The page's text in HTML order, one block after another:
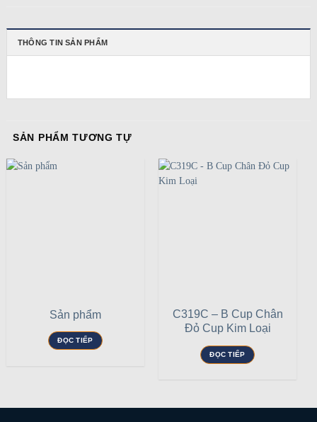
THÔNG TIN SẢN PHẨM
SẢN PHẨM TƯƠNG TỰ
Sản phẩm
ĐỌC TIẾP
C319C – B Cup Chân
Đỏ Cup Kim Loại
ĐỌC TIẾP